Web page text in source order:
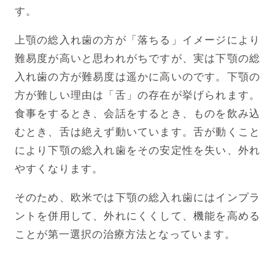
す。
上顎の総入れ歯の方が「落ちる」イメージにより
難易度が高いと思われがちですが、実は下顎の総
入れ歯の方が難易度は遥かに高いのです。下顎の
方が難しい理由は「舌」の存在が挙げられます。
食事をするとき、会話をするとき、ものを飲み込
むとき、舌は絶えず動いています。舌が動くこと
により下顎の総入れ歯をその安定性を失い、外れ
やすくなります。
そのため、欧米では下顎の総入れ歯にはインプラ
ントを併用して、外れにくくして、機能を高める
ことが第一選択の治療方法となっています。